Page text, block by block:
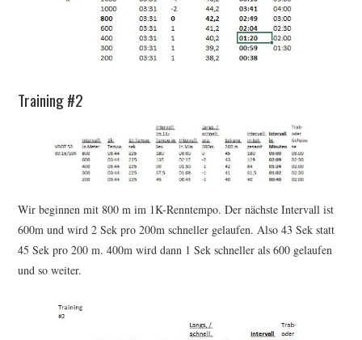
Training #2
Wir beginnen mit 800 m im 1K-Renntempo. Der nächste Intervall ist
600m und wird 2 Sek pro 200m schneller gelaufen. Also 43 Sek statt
45 Sek pro 200 m. 400m wird dann 1 Sek schneller als 600 gelaufen
und so weiter.